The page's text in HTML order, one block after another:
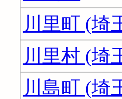
川里町 (埼
川里村 (埼
川島町 (埼